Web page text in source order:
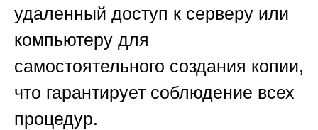
удаленный доступ к серверу или
компьютеру для
самостоятельного создания копии,
что гарантирует соблюдение всех
процедур.